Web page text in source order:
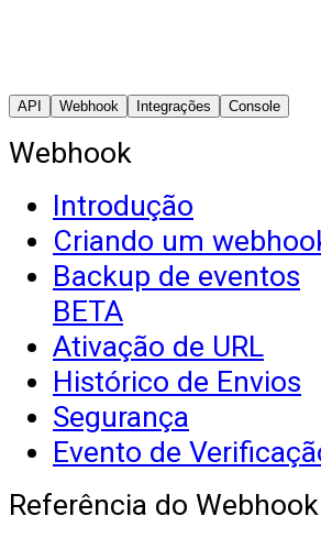
API Webhook Integrações Console
Webhook
Introdução
Criando um
Backup de eventos
BETA
Ativação de URL
Histórico de Envios
Segurança
Evento de
Referência do Webhook